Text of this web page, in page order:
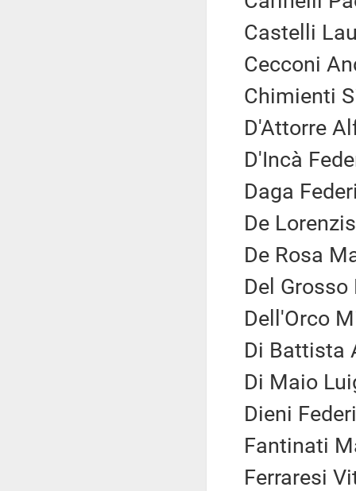
Castelli
Cecconi
Chimienti
D'Attorre
D'Incà
Daga
De
De Rosa
Del
Dell'Orco
Di Battista
Di Maio
Dieni
Fantinati
Ferraresi